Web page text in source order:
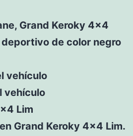
Grand Keroky 4×4
deportivo de color negro
vehículo
vehículo
Lim
Grand Keroky 4×4 Lim.